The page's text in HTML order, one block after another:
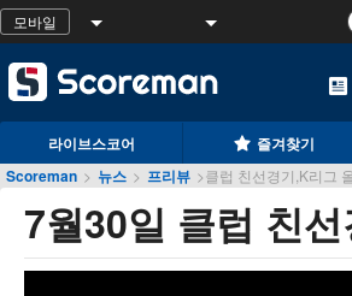
모바일
라이브스코어 즐겨찾기
Scoreman > 뉴스 > 프리뷰 >클럽 친선경기,K리그
7월30일 클럽 친